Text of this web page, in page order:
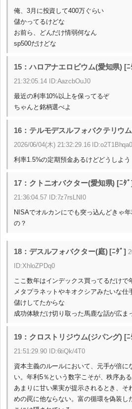
俺、3月に投資して400万ぐらい
儲かってるけどな
お前ら、どんだけ情弱何なん
sp500だけどな
15：ハロアナエロビウム(愛知県) [
21:32:05.14 ID:AazcbOuJ0
最近の利率10%以上を保ってるぞ
ちゃんと銘柄選べよ
16：テルモデスルフォバクテリウ
2026/06/04(木) 21:32:29.16 ID:o2T1Bhqa0
利率1.5%の定期預金あるけどどうしよう
17：クトニオバクター(愛知県) [ﾆﾀ
21:36:04.57 ID:7z7rsLNI0
NISAでオルカンにでも突っ込んどきゃ
の？
18：デスルフォバクター(庭) [ﾆﾀﾞ]
ID:XhIoZPDq0
ここ数年はインデックス買ってるだけで
メタプラネットやキオクシアみたいな仕
儲けしてたからな
成功体験だけ切り取った馬鹿な話が広ま
19：クロストリジウム(ジパング) [
21:51:29.90 ID:6tiQk/4T0
資本主義のルールにおいて、元手が倍に
い。年利5％という数字こそが、秩序あ
あまりに甘い果実が提示されるとき、そ
めの罠に他ならない。富の循環を偽装し